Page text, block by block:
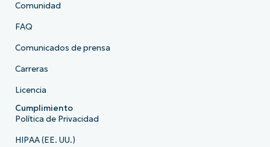
Comunidad
FAQ
Comunicados de prensa
Carreras
Licencia
Cumplimiento
Política de Privacidad
HIPAA (EE. UU.)